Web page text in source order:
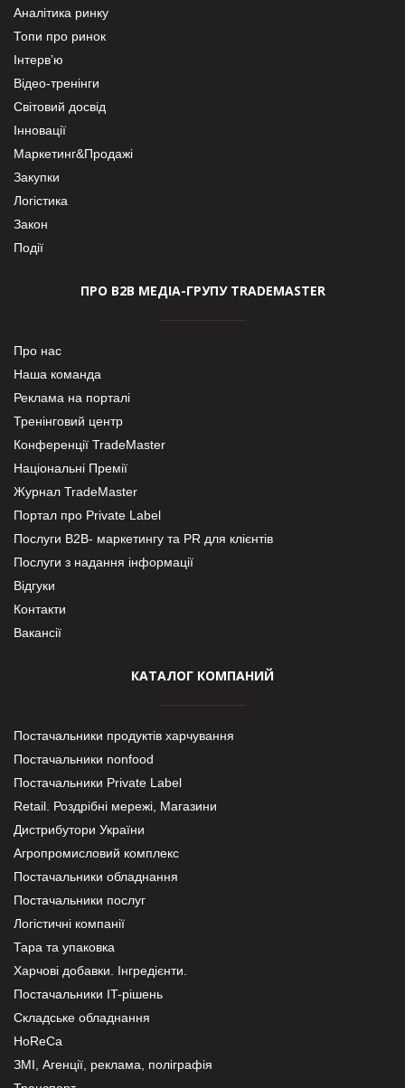
Аналітика ринку
Топи про ринок
Інтерв’ю
Відео-тренінги
Світовий досвід
Інновації
Маркетинг&Продажі
Закупки
Логістика
Закон
Події
ПРО В2В МЕДІА-ГРУПУ TRADEMASTER
Про нас
Наша команда
Реклама на порталі
Тренінговий центр
Конференції TradeMaster
Національні Премії
Журнал TradeMaster
Портал про Private Label
Послуги В2В- маркетингу та PR для клієнтів
Послуги з надання інформації
Відгуки
Контакти
Вакансії
КАТАЛОГ КОМПАНИЙ
Постачальники продуктів харчування
Постачальники nonfood
Постачальники Private Label
Retail. Роздрібні мережі, Магазини
Дистрибутори України
Агропромисловий комплекс
Постачальники обладнання
Постачальники послуг
Логістичні компанії
Тара та упаковка
Харчові добавки. Інгредієнти.
Постачальники IT-рішень
Складське обладнання
HoReCa
ЗМІ, Агенції, реклама, поліграфія